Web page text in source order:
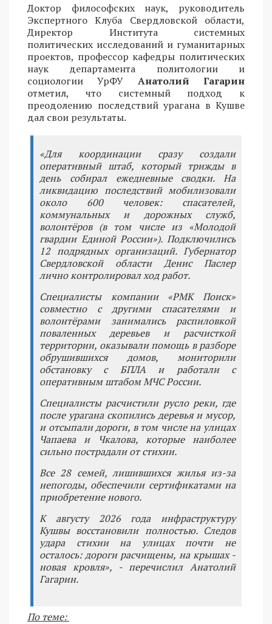
Доктор философских наук, руководитель
Экспертного Клуба Свердловской области,
Директор Института системных
политических исследований и гуманитарных
проектов, профессор кафедры политических
наук департамента политологии и
социологии УрФУ Анатолий Гагарин
отметил, что системный подход к
преодолению последствий урагана в Кушве
дал свои результаты.
«Для координации сразу создали
оперативный штаб, который трижды в
день собирал ежедневные сводки. На
ликвидацию последствий мобилизовали
около 600 человек: спасателей,
коммунальных и дорожных служб,
волонтёров (в том числе из «Молодой
гвардии Единой России»). Подключились
12 подрядных организаций. Губернатор
Свердловской области Денис Паслер
лично контролировал ход работ.
Специалисты компании «РМК Поиск»
совместно с другими спасателями и
волонтёрами занимались распиловкой
поваленных деревьев и расчисткой
территории, оказывали помощь в разборе
обрушившихся домов, мониторили
обстановку с БПЛА и работали с
оперативным штабом МЧС России.
Специалисты расчистили русло реки, где
после урагана скопились деревья и мусор,
и отсыпали дороги, в том числе на улицах
Чапаева и Чкалова, которые наиболее
сильно пострадали от стихии.
Все 28 семей, лишившихся жилья из-за
непогоды, обеспечили сертификатами на
приобретение нового.
К августу 2026 года инфраструктуру
Кушвы восстановили полностью. Следов
удара стихии на улицах почти не
осталось: дороги расчищены, на крышах -
новая кровля», - перечислил Анатолий
Гагарин.
По теме: